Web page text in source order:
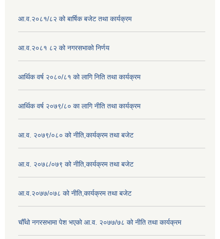
आ.व.२०८१/८२ को बार्षिक बजेट तथा कार्यक्रम
आ.व.२०८१ ८२ को नगरसभाको निर्णय
आर्थिक वर्ष २०८०/८१ को लागि निति तथा कार्यक्रम
आर्थिक वर्ष २०७९/८० का लागि नीति तथा कार्यक्रम
आ.व. २०७९/०८० को नीति,कार्यक्रम तथा बजेट
आ.व. २०७८/०७९ को नीति,कार्यक्रम तथा बजेट
आ.व.२०७७/०७८ को नीति,कार्यक्रम तथा बजेट
चौँथो नगरसभामा पेश भएको आ.व. २०७७/७८ को नीति तथा कार्यक्रम